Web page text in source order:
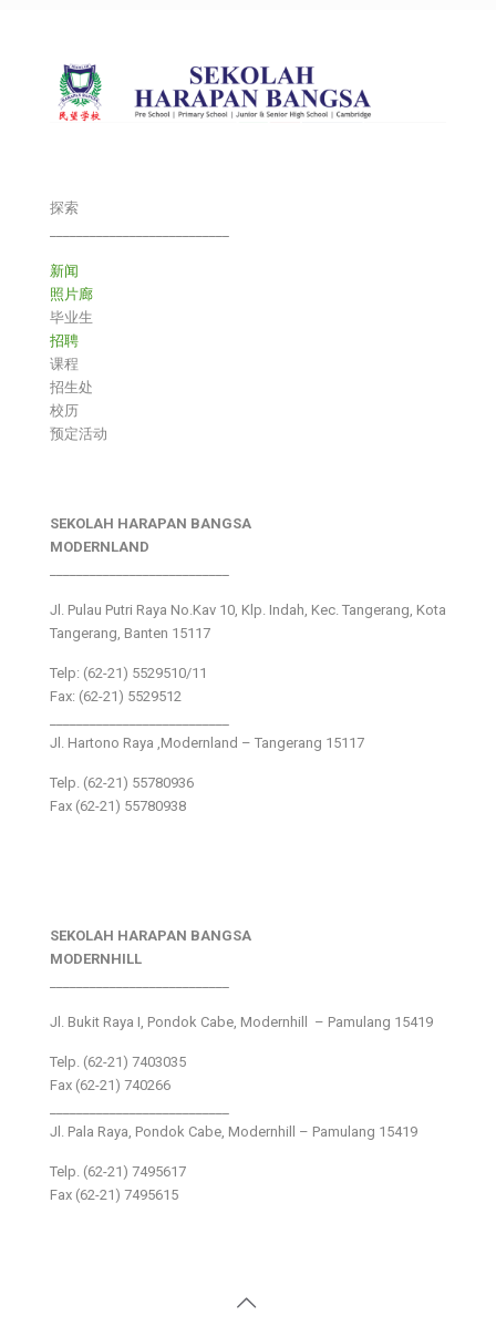
探索
新闻
照片廊
毕业生
招聘
课程
招生处
校历
预定活动
SEKOLAH HARAPAN BANGSA
MODERNLAND
Jl. Pulau Putri Raya No.Kav 10, Klp. Indah, Kec. Tangerang, Kota
Tangerang, Banten 15117
Telp: (62-21) 5529510/11
Fax: (62-21) 5529512
Jl. Hartono Raya ,Modernland – Tangerang 15117
Telp. (62-21) 55780936
Fax (62-21) 55780938
SEKOLAH HARAPAN BANGSA
MODERNHILL
Jl. Bukit Raya I, Pondok Cabe, Modernhill – Pamulang 15419
Telp. (62-21) 7403035
Fax (62-21) 740266
Jl. Pala Raya, Pondok Cabe, Modernhill – Pamulang 15419
Telp. (62-21) 7495617
Fax (62-21) 7495615